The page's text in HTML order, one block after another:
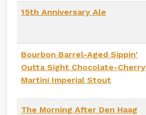
15th Anniversary Ale
Bourbon Barrel-Aged Sippin'
Outta Sight Chocolate-Cherry
Martini Imperial Stout
The Morning After Den Haag